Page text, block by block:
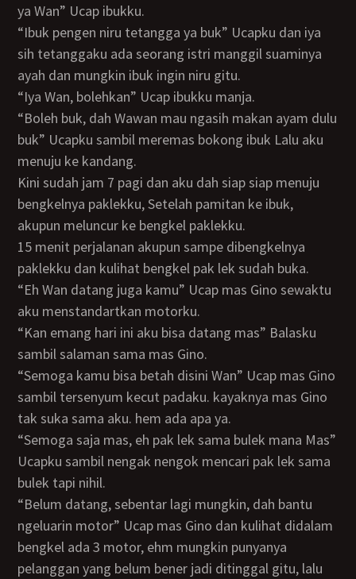
ya Wan” Ucap ibukku.
“Ibuk pengen niru tetangga ya buk” Ucapku dan iya
sih tetanggaku ada seorang istri manggil suaminya
ayah dan mungkin ibuk ingin niru gitu.
“Iya Wan, bolehkan” Ucap ibukku manja.
“Boleh buk, dah Wawan mau ngasih makan ayam dulu
buk” Ucapku sambil meremas bokong ibuk Lalu aku
menuju ke kandang.
Kini sudah jam 7 pagi dan aku dah siap siap menuju
bengkelnya paklekku, Setelah pamitan ke ibuk,
akupun meluncur ke bengkel paklekku.
15 menit perjalanan akupun sampe dibengkelnya
paklekku dan kulihat bengkel pak lek sudah buka.
“Eh Wan datang juga kamu” Ucap mas Gino sewaktu
aku menstandartkan motorku.
“kan emang hari ini aku bisa datang mas” Balasku
sambil salaman sama mas Gino.
“Semoga kamu bisa betah disini Wan” Ucap mas Gino
sambil tersenyum kecut padaku. kayaknya mas Gino
tak suka sama aku. hem ada apa ya.
“semoga saja mas, eh pak lek sama bulek mana Mas”
Ucapku sambil nengak nengok mencari pak lek sama
bulek tapi nihil.
“Belum datang, sebentar lagi mungkin, dah bantu
ngeluarin motor” Ucap mas Gino dan kulihat didalam
bengkel ada 3 motor, ehm mungkin punyanya
pelanggan yang belum bener jadi ditinggal gitu, lalu